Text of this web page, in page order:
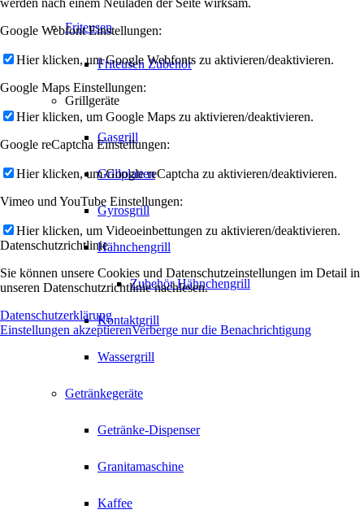
Friteusen
Friteusen Zubehör
Grillgeräte
Gasgrill
Grillplatten
Gyrosgrill
Hähnchengrill
Zubehör Hähnchengrill
Kontaktgrill
Wassergrill
Getränkegeräte
Getränke-Dispenser
Granitamaschine
Kaffee
werden nach einem Neuladen der Seite wirksam.
Google Webfont Einstellungen:
Hier klicken, um Google Webfonts zu aktivieren/deaktivieren.
Google Maps Einstellungen:
Hier klicken, um Google Maps zu aktivieren/deaktivieren.
Google reCaptcha Einstellungen:
Hier klicken, um Google reCaptcha zu aktivieren/deaktivieren.
Vimeo und YouTube Einstellungen:
Hier klicken, um Videoeinbettungen zu aktivieren/deaktivieren.
Datenschutzrichtlinie
Sie können unsere Cookies und Datenschutzeinstellungen im Detail in
unseren Datenschutzrichtlinie nachlesen.
Datenschutzerklärung
Einstellungen akzeptierenVerberge nur die Benachrichtigung